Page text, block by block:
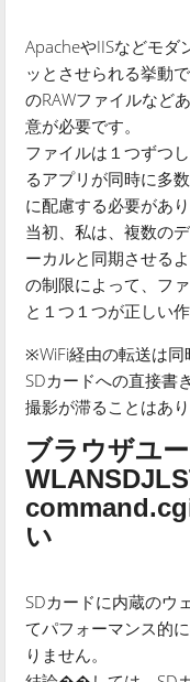
ApacheやIISなどモダ
ッとさせられる挙動
のRAWファイルなど
意が必要です。
ファイルは１つずつ
るアプリが同時に多
に配慮する必要があり
当初、私は、複数の
ーカルと同期させる
の制限によって、フ
と１つ１つが正しい
※WiFi経由の転送は
SDカードへの直接書
撮影が滞ることはあり
ブラウザユ
い
SDカードに内蔵のウ
てパフォーマンス的
りません。